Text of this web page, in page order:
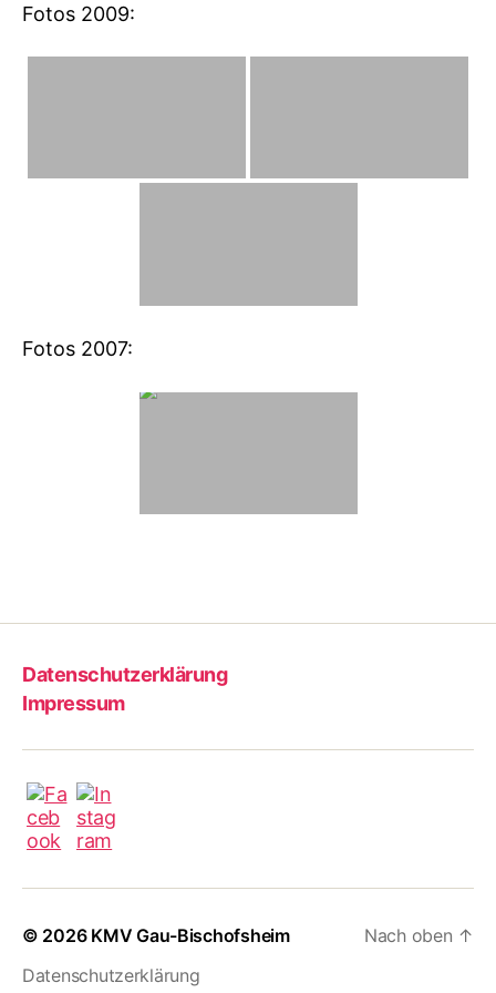
Fotos 2009:
Fotos 2007:
Datenschutzerklärung
Impressum
© 2026 KMV Gau-Bischofsheim
Datenschutzerklärung
Nach oben ↑